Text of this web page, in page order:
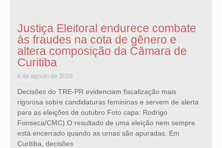
Justiça Eleitoral endurece combate
às fraudes na cota de gênero e
altera composição da Câmara de
Curitiba
6 de agosto de 2026
Decisões do TRE-PR evidenciam fiscalização mais
rigorosa sobre candidaturas femininas e servem de alerta
para as eleições de outubro Foto capa: Rodrigo
Fonseca/CMC) O resultado de uma eleição nem sempre
está encerrado quando as urnas são apuradas. Em
Curitiba, decisões